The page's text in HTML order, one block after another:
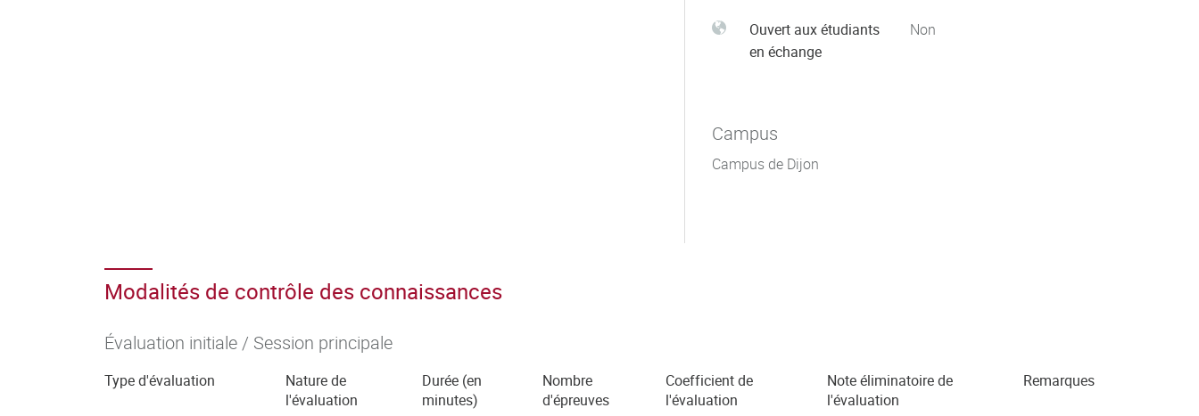
Ouvert aux étudiants
en échange
Non
Campus
Campus de Dijon
Modalités de contrôle des connaissances
Évaluation initiale / Session principale
Type d'évaluation
Nature de
l'évaluation
Durée (en
minutes)
Nombre
d'épreuves
Coefficient de
l'évaluation
Note éliminatoire de
l'évaluation
Remarques